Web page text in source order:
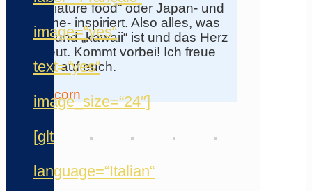
image=“yes“
text=“yes“
image_size=“24″]
[glt
language=“Italian“
„miniature food“ oder Japan- und
Anime- inspiriert. Also alles, was
süß und „kawaii“ ist und das Herz
erfreut. Kommt vorbei! Ich freue
mich auf euch.
nunicorn